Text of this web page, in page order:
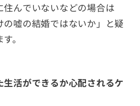
住んでいないなどの場合は
の嘘の結婚ではないか」と疑
。
活ができるか心配されるケ